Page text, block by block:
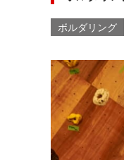
ボルダリング